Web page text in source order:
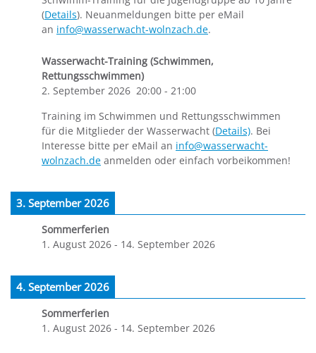
(Details). Neuanmeldungen bitte per eMail
an info@wasserwacht-wolnzach.de.
Wasserwacht-Training (Schwimmen,
Rettungsschwimmen)
2. September 2026 20:00 - 21:00
Training im Schwimmen und Rettungsschwimmen
für die Mitglieder der Wasserwacht (Details). Bei
Interesse bitte per eMail an info@wasserwacht-
wolnzach.de anmelden oder einfach vorbeikommen!
3. September 2026
Sommerferien
1. August 2026 - 14. September 2026
4. September 2026
Sommerferien
1. August 2026 - 14. September 2026